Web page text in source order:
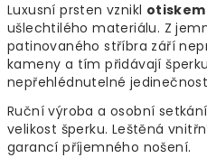
cena:
Luxusní prsten vznikl otiskem
ušlechtilého materiálu. Z
patinovaného stříbra září
kameny a tím přidávají
nepřehlédnutelné
Ruční výroba a osobní
velikost šperku. Leštěná
garancí příjemného nošení.